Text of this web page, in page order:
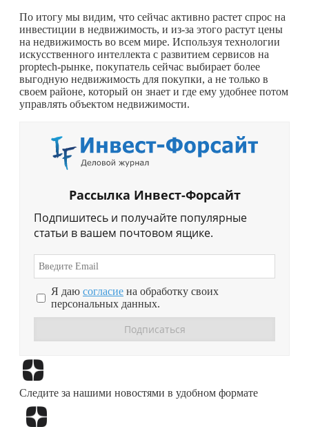
По итогу мы видим, что сейчас активно растет спрос на
инвестиции в недвижимость, и из-за этого растут цены
на недвижимость во всем мире. Используя технологии
искусственного интеллекта с развитием сервисов на
proptech-рынке, покупатель сейчас выбирает более
выгодную недвижимость для покупки, а не только в
своем районе, который он знает и где ему удобнее потом
управлять объектом недвижимости.
Рассылка Инвест-Форсайт
Подпишитесь и получайте популярные
статьи в вашем почтовом ящике.
Я даю согласие на обработку своих
персональных данных.
Следите за нашими новостями в удобном формате